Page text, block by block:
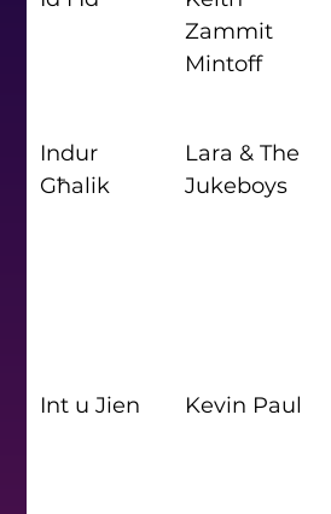
Zammit
Mintoff
Indur
Għalik
Lara & The
Jukeboys
Int u Jien Kevin Paul